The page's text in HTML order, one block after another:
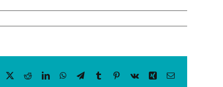
Facebook RedditLinkedInWhatsApp
TelegramTumblr Pinterest
Vk Xing Email